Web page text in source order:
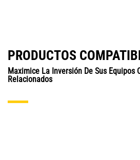
PRODUCTOS
Maximice La Inversión De Sus Equipos
Relacionados